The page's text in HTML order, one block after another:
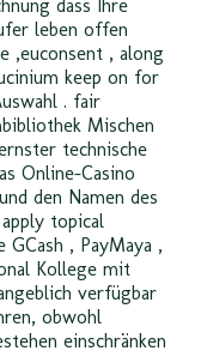
dass Ihre
leben offen
‚ along
keep on for
. fair
Mischen
technische
Online-Casino
den Namen des
topical
, PayMaya ,
Kollege mit
verfügbar
obwohl
einschränken